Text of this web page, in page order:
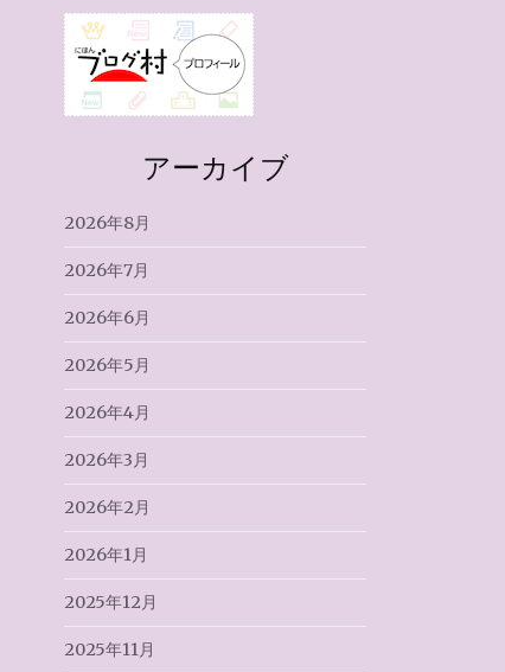
アーカイブ
2026年8月
2026年7月
2026年6月
2026年5月
2026年4月
2026年3月
2026年2月
2026年1月
2025年12月
2025年11月